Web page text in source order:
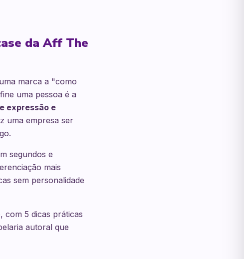
da Aff The
marca a "como
uma pessoa é a
expressão e
uma empresa ser
segundos e
mais
sem personalidade
com 5 dicas práticas
autoral que